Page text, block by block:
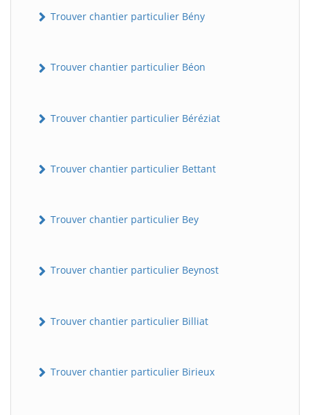
Trouver chantier particulier Bény
Trouver chantier particulier Béon
Trouver chantier particulier Béréziat
Trouver chantier particulier Bettant
Trouver chantier particulier Bey
Trouver chantier particulier Beynost
Trouver chantier particulier Billiat
Trouver chantier particulier Birieux